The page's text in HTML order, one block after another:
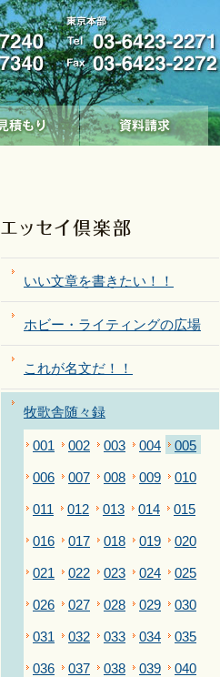
いい文章を書きたい！！
ホビー・ライティングの広場
これが名文だ！！
牧歌舎随々録
001 002 003 004 005
006 007 008 009 010
011 012 013 014 015
016 017 018 019 020
021 022 023 024 025
026 027 028 029 030
031 032 033 034 035
036 037 038 039 040